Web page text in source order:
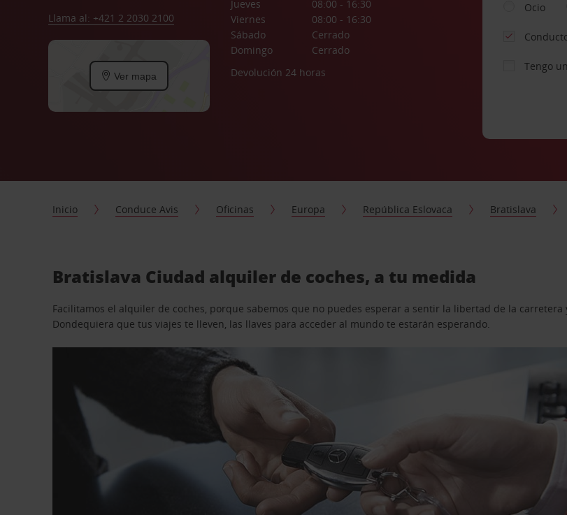
Llama al: +421 2 2030 2100
Ver mapa
Jueves
08:00 - 16:30
Viernes
08:00 - 16:30
Sábado
Cerrado
Domingo
Cerrado
Devolución 24 horas
Ocio
Tengo
Inicio Conduce Avis Oficinas Europa República Eslovaca Bratislava
Bratislava Ciudad alquiler de coches, a tu medida
Facilitamos el alquiler de coches, porque sabemos que no puedes esperar a sentir la libertad de la
Dondequiera que tus viajes te lleven, las llaves para acceder al mundo te estarán esperando.